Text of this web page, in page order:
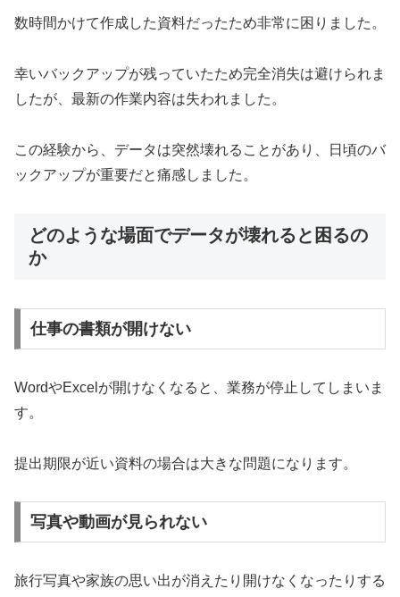
数時間かけて作成した資料だったため非常に困りました。
幸いバックアップが残っていたため完全消失は避けられま
したが、最新の作業内容は失われました。
この経験から、データは突然壊れることがあり、日頃のバ
ックアップが重要だと痛感しました。
どのような場面でデータが壊れると困るの
か
仕事の書類が開けない
WordやExcelが開けなくなると、業務が停止してしまいま
す。
提出期限が近い資料の場合は大きな問題になります。
写真や動画が見られない
旅行写真や家族の思い出が消えたり開けなくなったりする